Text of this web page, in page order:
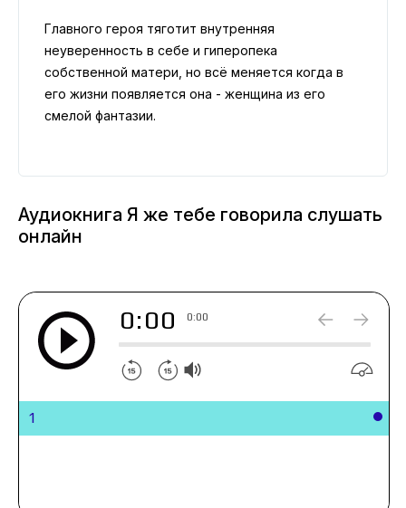
Главного героя тяготит внутренняя
неуверенность в себе и гиперопека
собственной матери, но всё меняется когда в
его жизни появляется она - женщина из его
смелой фантазии.
Аудиокнига Я же тебе говорила слушать
онлайн
0:00 0:00
1